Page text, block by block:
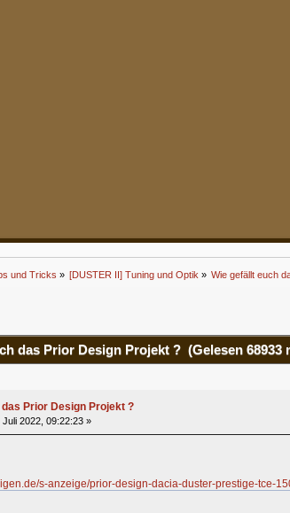
und Tricks » [DUSTER II] Tuning und Optik» Wie gefällt euch
das Prior Design Projekt ? (Gelesen 68933
Prior Design Projekt ?
Juli 2022, 09:22:23 »
s-anzeige/prior-design-dacia-duster-prestige-tce-